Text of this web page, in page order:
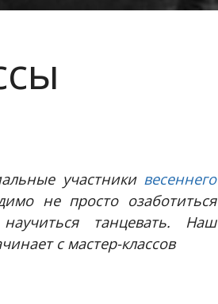
участники весеннего
не просто озаботиться
танцевать. Наш
с мастер-классов